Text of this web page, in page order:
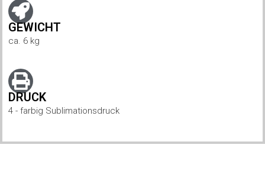
GEWICHT
ca. 6 kg
DRUCK
4 - farbig Sublimationsdruck